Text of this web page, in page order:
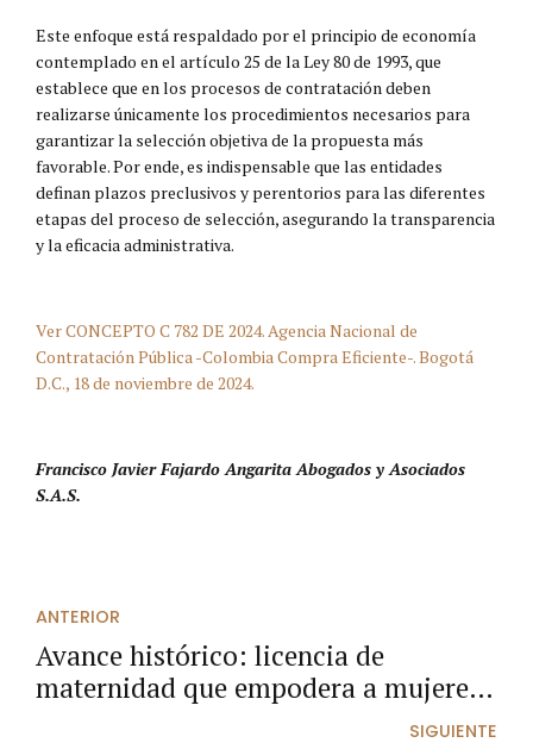
Este enfoque está respaldado por el principio de economía
contemplado en el artículo 25 de la Ley 80 de 1993, que
establece que en los procesos de contratación deben
realizarse únicamente los procedimientos necesarios para
garantizar la selección objetiva de la propuesta más
favorable. Por ende, es indispensable que las entidades
definan plazos preclusivos y perentorios para las diferentes
etapas del proceso de selección, asegurando la transparencia
y la eficacia administrativa.
Ver CONCEPTO C 782 DE 2024. Agencia Nacional de
Contratación Pública -Colombia Compra Eficiente-. Bogotá
D.C., 18 de noviembre de 2024.
Francisco Javier Fajardo Angarita Abogados y Asociados
S.A.S.
ANTERIOR
Avance histórico: licencia de
maternidad que empodera a mujeres
SIGUIENTE